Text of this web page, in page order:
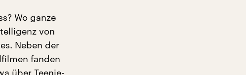
Wo ganze
von
Neben der
fanden
über Teenie-